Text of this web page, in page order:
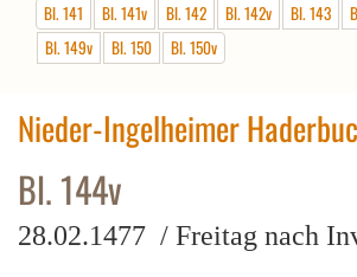
Bl. 141
Bl. 141v Bl. 142 Bl. 142v Bl. 143
Bl. 149v
Bl. 150 Bl. 150v
Nieder-Ingelheimer
Bl. 144v
28.02.1477 / Freitag nach